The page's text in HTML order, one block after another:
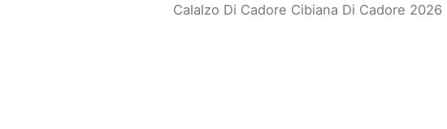
Calalzo Di Cadore Cibiana Di Cadore 2026